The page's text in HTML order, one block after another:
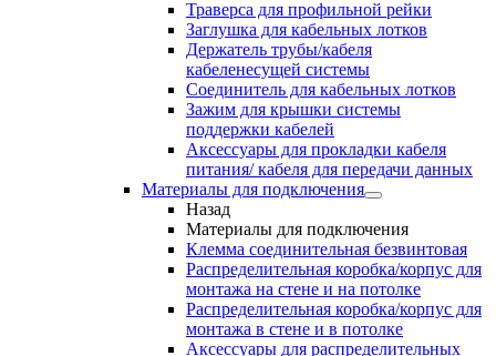
Траверса для профильной рейки
Заглушка для кабельных лотков
Держатель трубы/кабеля
кабеленесущей системы
Соединитель для кабельных лотков
Зажим для крышки системы
поддержки кабелей
Аксессуары для прокладки кабеля
питания/ кабеля для передачи данных
Материалы для подключения
Назад
Материалы для подключения
Клемма соединительная безвинтовая
Распределительная коробка/корпус для
монтажа на стене и на потолке
Распределительная коробка/корпус для
монтажа в стене и в потолке
Аксессуары для распределительных